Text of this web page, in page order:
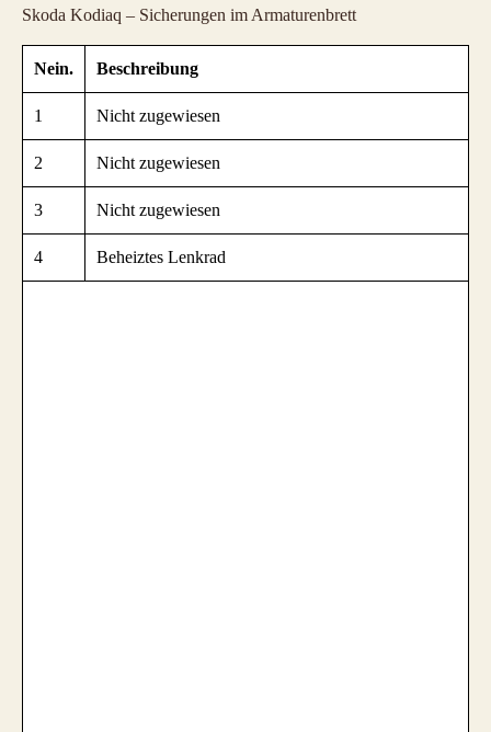
Skoda Kodiaq – Sicherungen im Armaturenbrett
Nein. Beschreibung
1 Nicht zugewiesen
2 Nicht zugewiesen
3 Nicht zugewiesen
4 Beheiztes Lenkrad